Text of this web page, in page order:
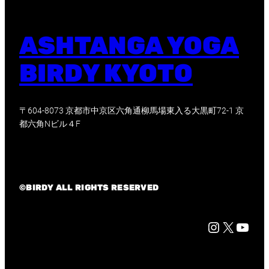
ASHTANGA YOGA
BIRDY KYOTO
〒604-8073 京都市中京区六角通柳馬場東入る大黒町72-1 京
都六角Nビル４F
©BIRDY ALL RIGHTS RESERVED
Instagram X 京都市中心部に位置する Birdy yoga studio